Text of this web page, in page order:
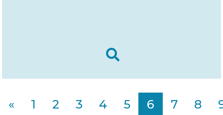
« 1 2 3 4 5 6 7 8